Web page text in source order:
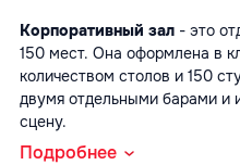
Корпоративный зал - это
150 мест. Она оформлена в
количеством столов и 150
двумя отдельными барами и
сцену.
Подробнее